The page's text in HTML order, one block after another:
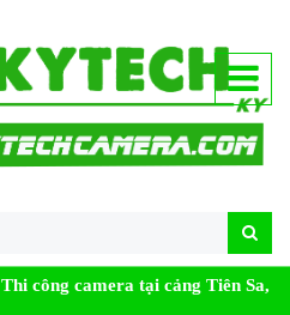
Thi công camera tại cảng Tiên Sa,